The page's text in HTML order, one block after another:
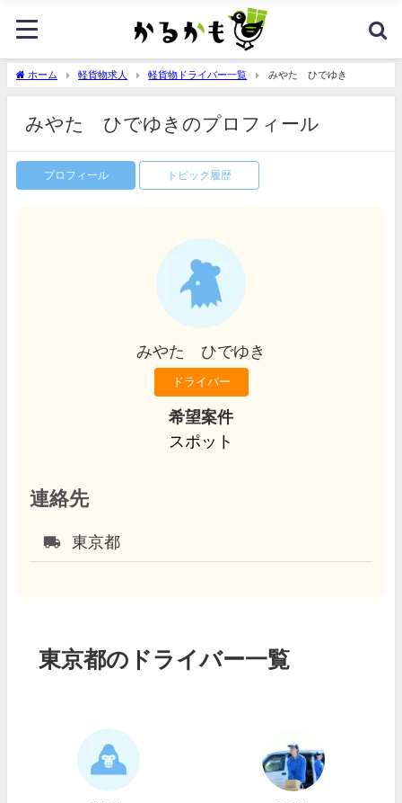
ホーム 軽貨物求人 軽貨物ドライバー一覧 みやた ひでゆき
みやた ひでゆきのプロフィール
プロフィール トピック履歴
みやた ひでゆき
ドライバー
希望案件
スポット
連絡先
local_shipping 東京都
東京都のドライバー一覧